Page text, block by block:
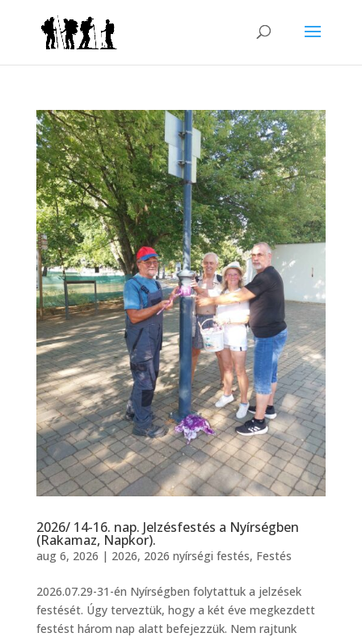
2026/ 14-16. nap. Jelzésfestés a Nyírségben
(Rakamaz, Napkor).
aug 6, 2026 | 2026, 2026 nyírségi festés, Festés
2026.07.29-31-én Nyírségben folytattuk a jelzések
festését. Úgy terveztük, hogy a két éve megkezdett
festést három nap alatt befejezzük. Nem rajtunk